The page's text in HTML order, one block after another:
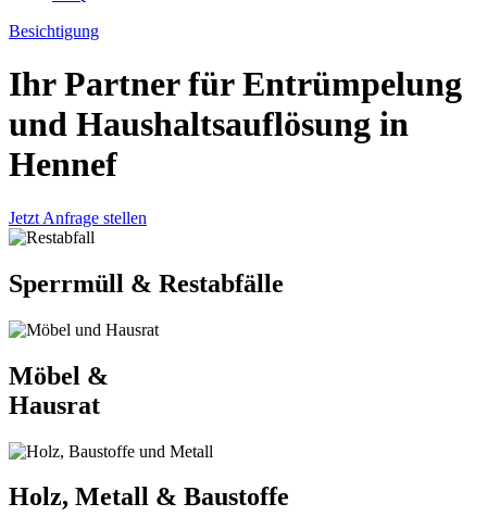
Besichtigung
Ihr Partner für Entrümpelung
und Haushaltsauflösung in
Hennef
Jetzt Anfrage stellen
Sperrmüll & Restabfälle
Möbel &
Hausrat
Holz, Metall & Baustoffe